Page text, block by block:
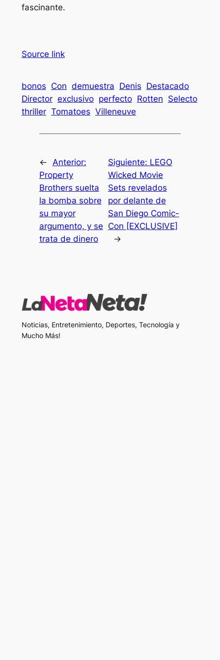
fascinante.
Source link
bonos Con demuestra Denis Destacado
Director exclusivo perfecto Rotten Selecto
thriller Tomatoes Villeneuve
← Anterior:
Property
Brothers suelta
la bomba sobre
su mayor
argumento, y se
trata de dinero
Siguiente: LEGO
Wicked Movie
Sets revelados
por delante de
San Diego Comic-
Con [EXCLUSIVE]
→
Noticias, Entretenimiento, Deportes, Tecnología y
Mucho Más!